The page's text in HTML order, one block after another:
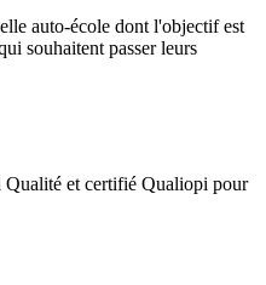
auto-école dont l'objectif est
souhaitent passer leurs
Qualité et certifié Qualiopi pour